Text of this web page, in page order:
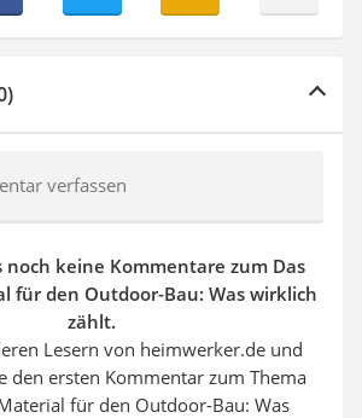
verfassen
noch keine Kommentare zum Das
für den Outdoor-Bau: Was wirklich
zählt.
Lesern von heimwerker.de und
den ersten Kommentar zum Thema
für den Outdoor-Bau: Was